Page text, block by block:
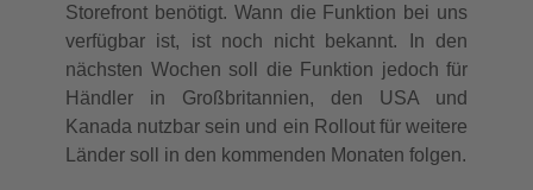
Storefront benötigt. Wann die Funktion bei uns
verfügbar ist, ist noch nicht bekannt. In den
nächsten Wochen soll die Funktion jedoch für
Händler in Großbritannien, den USA und
Kanada nutzbar sein und ein Rollout für weitere
Länder soll in den kommenden Monaten folgen.